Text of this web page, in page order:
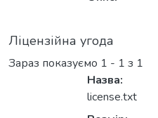
Ліцензійна угода
Зараз показуємо 1 - 1 з 1
Назва:
license.txt